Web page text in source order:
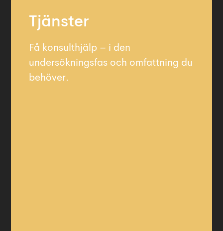
Tjänster
Få konsulthjälp – i den
undersökningsfas och omfattning du
behöver.